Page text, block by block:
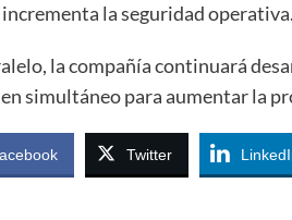
incrementa la seguridad operativa.
la compañía continuará
simultáneo para aumentar la
Twitter